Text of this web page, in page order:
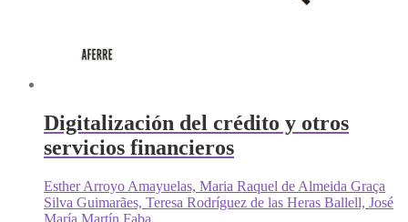
Digitalización del crédito y otros
servicios financieros
Esther Arroyo Amayuelas, Maria Raquel de Almeida Graça
Silva Guimarães, Teresa Rodríguez de las Heras Ballell, José
María Martín Faba